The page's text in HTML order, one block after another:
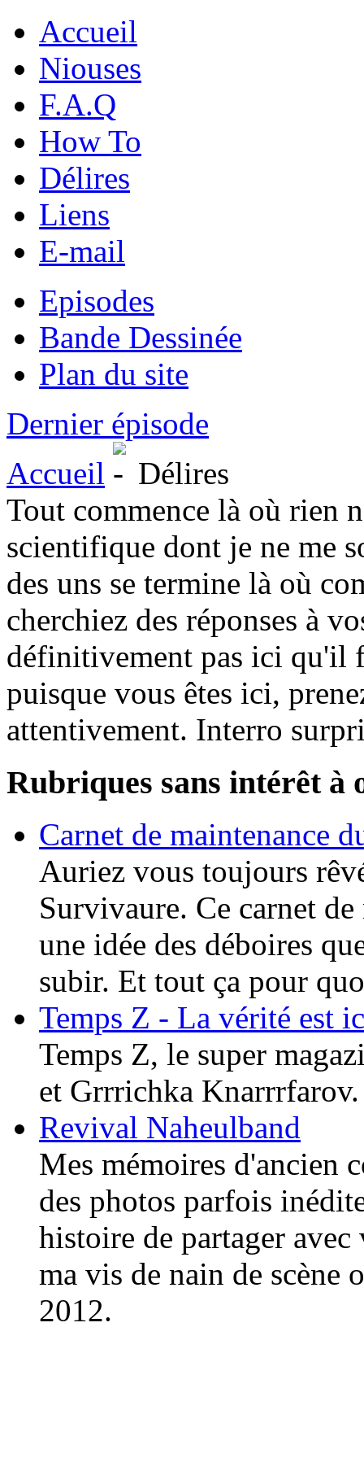
Accueil
Niouses
F.A.Q
How To
Délires
Liens
E-mail
Episodes
Bande Dessinée
Plan du site
Dernier épisode
Accueil
Délires
Tout commence là où rien
scientifique dont je ne me
des uns se termine là où
cherchiez des réponses à
définitivement pas ici qu'il
puisque vous êtes ici,
attentivement. Interro
Rubriques sans intérêt à
Carnet de maintenance
Auriez vous toujours
Survivaure. Ce carnet
une idée des déboires
subir. Et tout ça pour
Temps Z - La vérité est
Temps Z, le super
et Grrrichka Knarrrfarov.
Revival Naheulband
Mes mémoires d'ancien
des photos parfois
histoire de partager avec
ma vis de nain de scène
2012.